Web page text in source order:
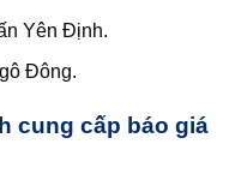
Yên Định.
Đông.
cung cấp báo giá